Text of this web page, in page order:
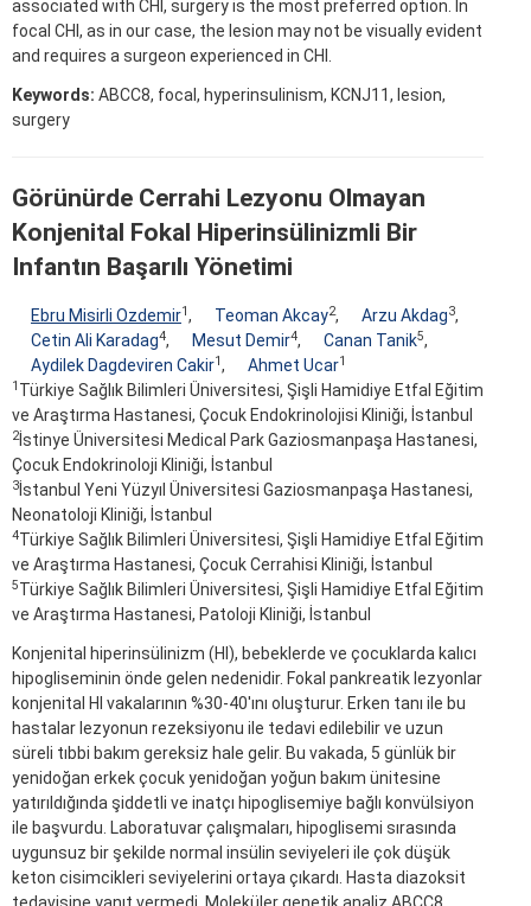
associated with CHI, surgery is the most preferred option. In
focal CHI, as in our case, the lesion may not be visually evident
and requires a surgeon experienced in CHI.
Keywords: ABCC8, focal, hyperinsulinism, KCNJ11, lesion,
surgery
Görünürde Cerrahi Lezyonu Olmayan
Konjenital Fokal Hiperinsülinizmli Bir
Infantın Başarılı Yönetimi
Ebru Misirli Ozdemir1, Teoman Akcay2, Arzu Akdag3,
Cetin Ali Karadag4, Mesut Demir4, Canan Tanik5,
Aydilek Dagdeviren Cakir1, Ahmet Ucar1
1 Türkiye Sağlık Bilimleri Üniversitesi, Şişli Hamidiye Etfal Eğitim
ve Araştırma Hastanesi, Çocuk Endokrinolojisi Kliniği, İstanbul
2İstinye Üniversitesi Medical Park Gaziosmanpaşa Hastanesi,
Çocuk Endokrinoloji Kliniği, İstanbul
3 İstanbul Yeni Yüzyıl Üniversitesi Gaziosmanpaşa Hastanesi,
Neonatoloji Kliniği, İstanbul
4Türkiye Sağlık Bilimleri Üniversitesi, Şişli Hamidiye Etfal Eğitim
ve Araştırma Hastanesi, Çocuk Cerrahisi Kliniği, İstanbul
5Türkiye Sağlık Bilimleri Üniversitesi, Şişli Hamidiye Etfal Eğitim
ve Araştırma Hastanesi, Patoloji Kliniği, İstanbul
Konjenital hiperinsülinizm (HI), bebeklerde ve çocuklarda kalıcı
hipogliseminin önde gelen nedenidir. Fokal pankreatik lezyonlar
konjenital HI vakalarının %30-40'ını oluşturur. Erken tanı ile bu
hastalar lezyonun rezeksiyonu ile tedavi edilebilir ve uzun
süreli tıbbi bakım gereksiz hale gelir. Bu vakada, 5 günlük bir
yenidoğan erkek çocuk yenidoğan yoğun bakım ünitesine
yatırıldığında şiddetli ve inatçı hipoglisemiye bağlı konvülsiyon
ile başvurdu. Laboratuvar çalışmaları, hipoglisemi sırasında
uygunsuz bir şekilde normal insülin seviyeleri ile çok düşük
keton cisimcikleri seviyelerini ortaya çıkardı. Hasta diazoksit